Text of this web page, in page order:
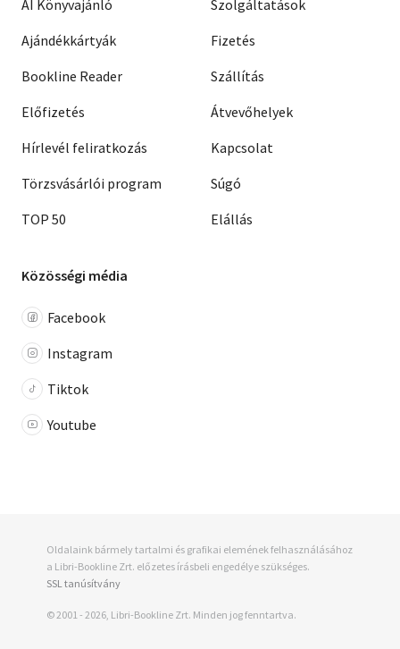
AI Könyvajánló
Ajándékkártyák
Bookline Reader
Előfizetés
Hírlevél feliratkozás
Törzsvásárlói program
TOP 50
Szolgáltatások
Fizetés
Szállítás
Átvevőhelyek
Kapcsolat
Súgó
Elállás
Közösségi média
Facebook
Instagram
Tiktok
Youtube
Oldalaink bármely tartalmi és grafikai elemének felhasználásához
a Libri-Bookline Zrt. előzetes írásbeli engedélye szükséges.
SSL tanúsítvány
© 2001 - 2026, Libri-Bookline Zrt. Minden jog fenntartva.